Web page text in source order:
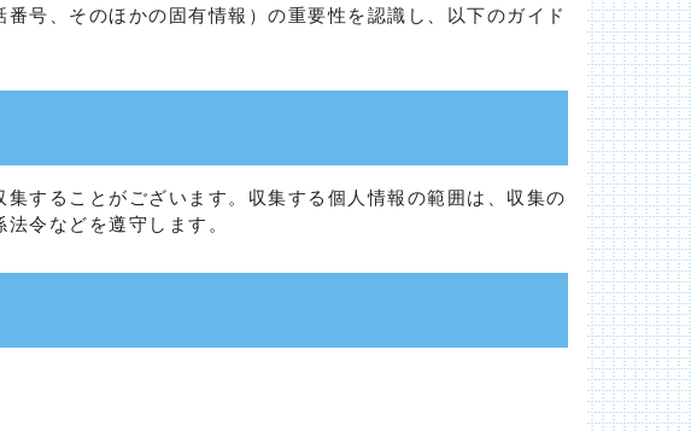
号、そのほかの固有情報）の重要性を認識し、以下のガイド
することがございます。収集する個人情報の範囲は、収集の
令などを遵守します。